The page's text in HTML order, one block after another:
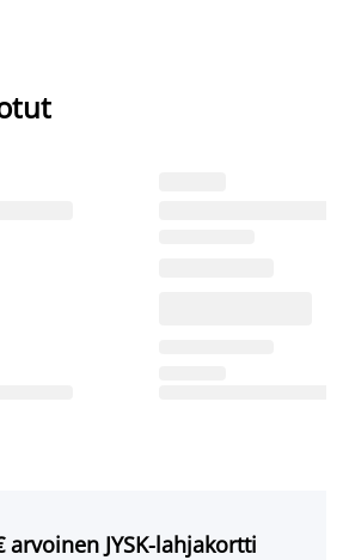
arvoinen JYSK-lahjakortti